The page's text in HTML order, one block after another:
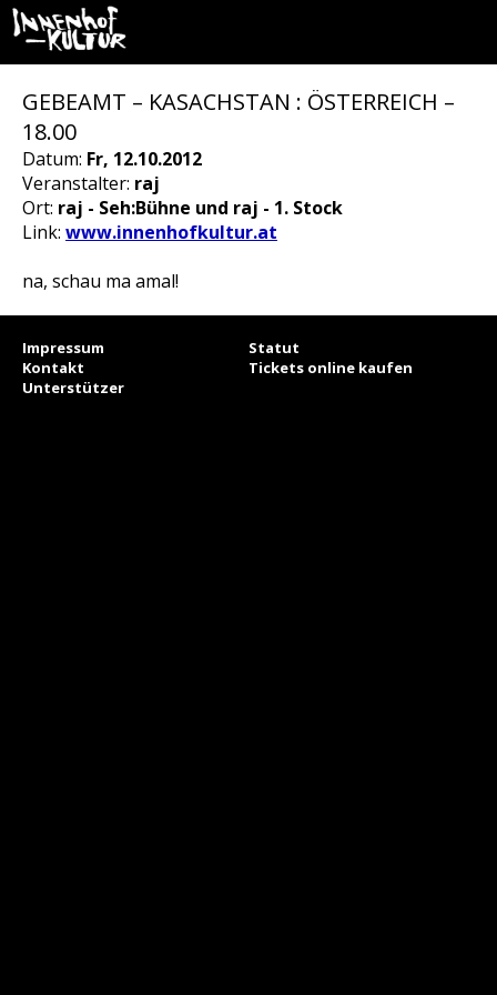
GEBEAMT – KASACHSTAN : ÖSTERREICH –
18.00
Datum: Fr, 12.10.2012
Veranstalter: raj
Ort: raj - Seh:Bühne und raj - 1. Stock
Link: www.innenhofkultur.at
na, schau ma amal!
Impressum
Statut
Kontakt
Tickets online kaufen
Unterstützer